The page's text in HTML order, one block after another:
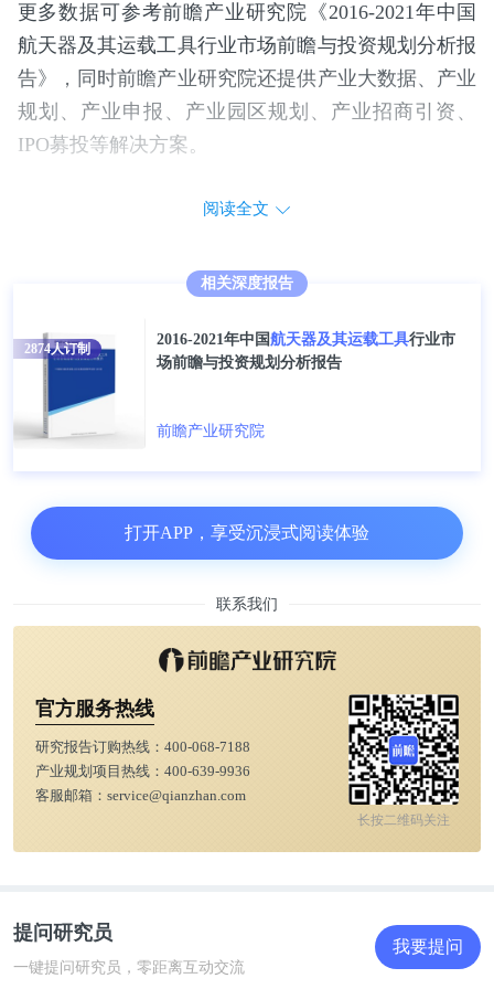
更多数据可参考前瞻产业研究院《2016-2021年中国
航天器及其运载工具行业市场前瞻与投资规划分析报
告》，同时前瞻产业研究院还提供产业大数据、产业
规划、产业申报、产业园区规划、产业招商引资、
IPO募投等解决方案。
阅读全文
相关深度报告
2016-2021年中国航天器及其运载工具行业市
场前瞻与投资规划分析报告
前瞻产业研究院
2874人订制
打开APP，享受沉浸式阅读体验
联系我们
官方服务热线
研究报告订购热线： 400-068-7188
产业规划项目热线： 400-639-9936
客服邮箱： service@qianzhan.com
长按二维码关注
提问研究员
一键提问研究员，零距离互动交流
我要提问